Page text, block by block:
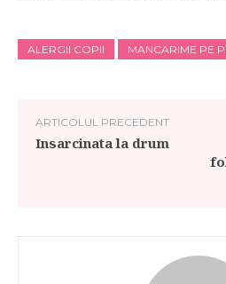
ALERGII COPII MANCARIME PE
ARTICOLUL PRECEDENT
Insarcinata la drum